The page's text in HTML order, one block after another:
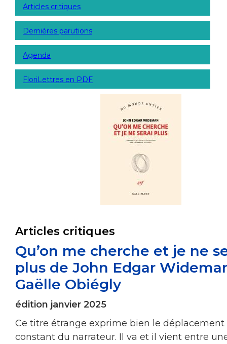
Articles critiques
Qu’on me cherche et je ne
plus de John Edgar
Gaëlle Obiégly
édition janvier 2025
Ce titre étrange exprime bien le déplacement
constant du narrateur. Il va et il vient entre
Articles critiques
Dernières parutions
Agenda
FloriLettres en PDF